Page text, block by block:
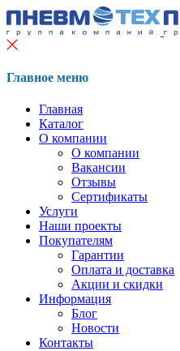
Главное меню
Главная
Каталог
О компании
О компании
Вакансии
Отзывы
Сертификаты
Услуги
Наши проекты
Покупателям
Гарантии
Оплата и доставка
Акции и скидки
Информация
Блог
Новости
Контакты